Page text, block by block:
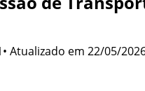
• Atualizado em 22/05/